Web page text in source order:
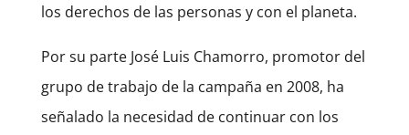
los derechos de las personas y con el planeta.
Por su parte José Luis Chamorro, promotor del
grupo de trabajo de la campaña en 2008, ha
señalado la necesidad de continuar con los